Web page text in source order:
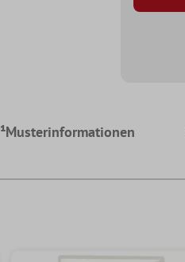
¹Musterinformationen